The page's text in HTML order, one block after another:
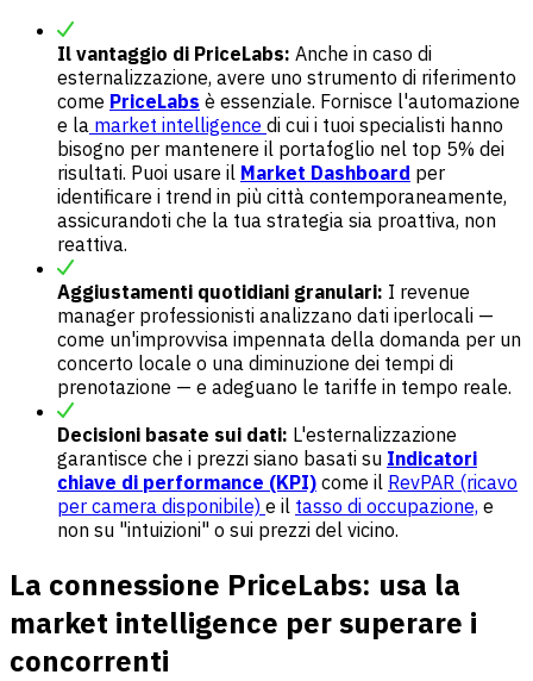
Il vantaggio di PriceLabs: Anche in caso di
esternalizzazione, avere uno strumento di riferimento
come PriceLabs è essenziale. Fornisce l'automazione
e la market intelligence di cui i tuoi specialisti hanno
bisogno per mantenere il portafoglio nel top 5% dei
risultati. Puoi usare il Market Dashboard per
identificare i trend in più città contemporaneamente,
assicurandoti che la tua strategia sia proattiva, non
reattiva.
Aggiustamenti quotidiani granulari: I revenue
manager professionisti analizzano dati iperlocali —
come un'improvvisa impennata della domanda per un
concerto locale o una diminuzione dei tempi di
prenotazione — e adeguano le tariffe in tempo reale.
Decisioni basate sui dati: L'esternalizzazione
garantisce che i prezzi siano basati su Indicatori
chiave di performance (KPI) come il RevPAR (ricavo
per camera disponibile) e il tasso di occupazione, e
non su "intuizioni" o sui prezzi del vicino.
La connessione PriceLabs: usa la
market intelligence per superare i
concorrenti